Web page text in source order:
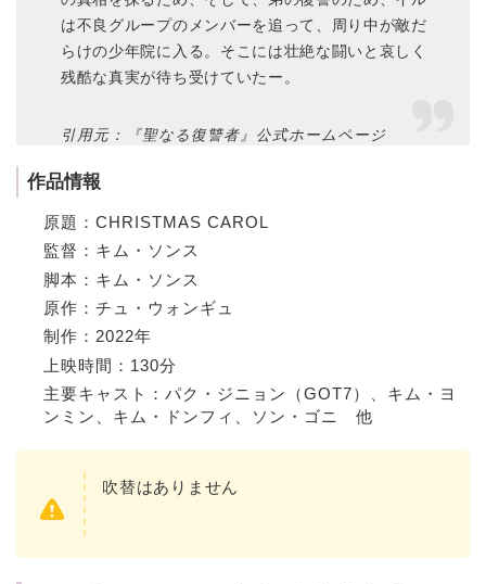
は不良グループのメンバーを追って、周り中が敵だ
らけの少年院に入る。そこには壮絶な闘いと哀しく
残酷な真実が待ち受けていたー。
引用元：『聖なる復讐者』公式ホームページ
作品情報
原題：CHRISTMAS CAROL
監督：キム・ソンス
脚本：キム・ソンス
原作：チュ・ウォンギュ
制作：2022年
上映時間：130分
主要キャスト：パク・ジニョン（GOT7）、キム・ヨ
ンミン、キム・ドンフィ、ソン・ゴニ 他
吹替はありません